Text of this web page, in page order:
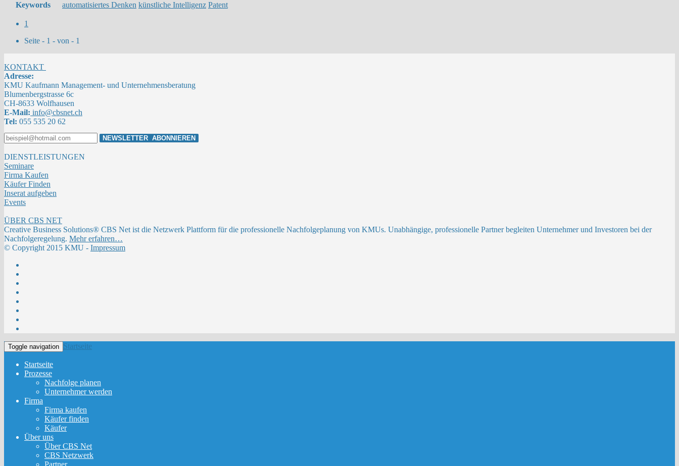
Keywords
automatisiertes Denken künstliche Intelligenz Patent
1
Seite - 1 - von - 1
KONTAKT
Adresse:
KMU Kaufmann Management- und Unternehmensberatung
Blumenbergstrasse 6c
CH-8633 Wolfhausen
E-Mail: info@cbsnet.ch
Tel: 055 535 20 62
DIENSTLEISTUNGEN
Seminare
Firma Kaufen
Käufer Finden
Inserat aufgeben
Events
ÜBER CBS NET
Creative Business Solutions® CBS Net ist die Netzwerk Plattform für die professionelle Nachfolgeplanung von KMUs. Unabhängige, professionelle Partner begleiten Unternehmer und Investoren bei der
Nachfolgeregelung. Mehr erfahren…
© Copyright 2015 KMU - Impressum
Toggle navigation Startseite
Startseite
Prozesse
Nachfolge planen
Unternehmer werden
Firma
Firma kaufen
Käufer finden
Käufer
Über uns
Über CBS Net
CBS Netzwerk